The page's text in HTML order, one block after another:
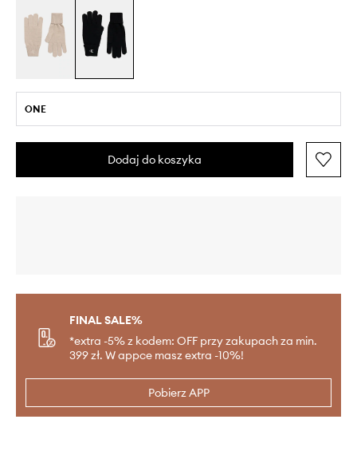
ONE
Dodaj do koszyka
FINAL SALE%
*extra -5% z kodem: OFF przy zakupach za min.
399 zł. W appce masz extra -10%!
Pobierz APP